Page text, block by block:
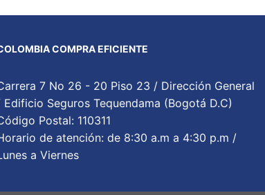
COMPRA EFICIENTE
7 No 26 - 20 Piso 23 / Dirección General
Edificio Seguros Tequendama (Bogotá D.C)
Postal: 110311
de atención: de 8:30 a.m a 4:30 p.m /
a Viernes